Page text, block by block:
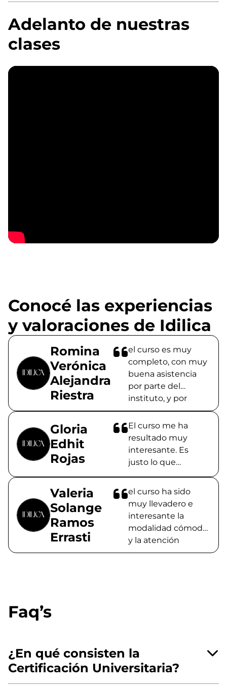
Adelanto de nuestras
clases
Conocé las experiencias
y valoraciones de Idilica
Romina
Verónica
Alejandra
Riestra
el curso es muy
completo, con muy
buena asistencia
por parte del
instituto, y por
sobre todo es
inspirador…dan
muchísimas ganas
de seguir
progresando.
Gloria
Edhit
Rojas
El curso me ha
resultado muy
interesante. Es
justo lo que
esperaba y más.
Valeria
Solange
Ramos
Errasti
el curso ha sido
muy llevadero e
interesante la
modalidad cómoda
y la atención
recibida excelente
Faq’s
¿En qué consisten la
Certificación Universitaria?